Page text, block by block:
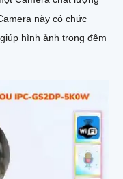
hình ảnh trong đêm